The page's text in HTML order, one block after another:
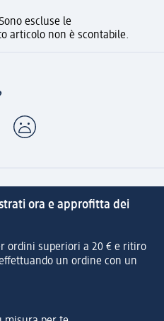
escluse le
articolo non è scontabile.
ora e approfitta dei
ordini superiori a 20 € e ritiro
un ordine con un